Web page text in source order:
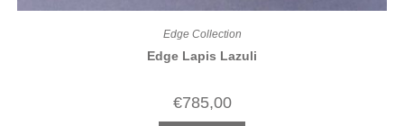
Edge Collection
Edge Lapis Lazuli
€785,00